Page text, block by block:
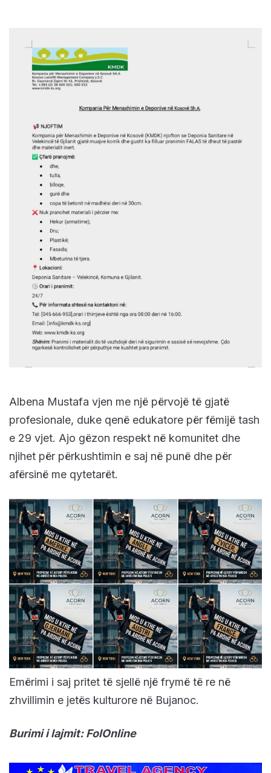
Albena Mustafa vjen me një përvojë të gjatë
profesionale, duke qenë edukatore për fëmijë tash
e 29 vjet. Ajo gëzon respekt në komunitet dhe
njihet për përkushtimin e saj në punë dhe për
afërsinë me qytetarët.
Emërimi i saj pritet të sjellë një frymë të re në
zhvillimin e jetës kulturore në Bujanoc.
Burimi i lajmit: FolOnline